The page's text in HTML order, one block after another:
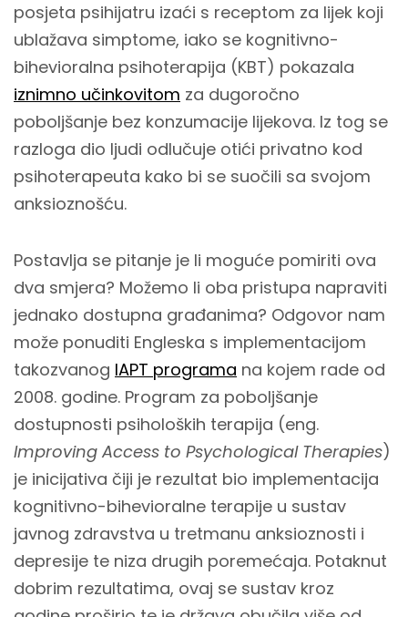
posjeta psihijatru izaći s receptom za lijek koji
ublažava simptome, iako se kognitivno-
bihevioralna psihoterapija (KBT) pokazala
iznimno učinkovitom za dugoročno
poboljšanje bez konzumacije lijekova. Iz tog se
razloga dio ljudi odlučuje otići privatno kod
psihoterapeuta kako bi se suočili sa svojom
anksioznošću.
Postavlja se pitanje je li moguće pomiriti ova
dva smjera? Možemo li oba pristupa napraviti
jednako dostupna građanima? Odgovor nam
može ponuditi Engleska s implementacijom
takozvanog IAPT programa na kojem rade od
2008. godine. Program za poboljšanje
dostupnosti psiholoških terapija (eng.
Improving Access to Psychological Therapies)
je inicijativa čiji je rezultat bio implementacija
kognitivno-bihevioralne terapije u sustav
javnog zdravstva u tretmanu anksioznosti i
depresije te niza drugih poremećaja. Potaknut
dobrim rezultatima, ovaj se sustav kroz